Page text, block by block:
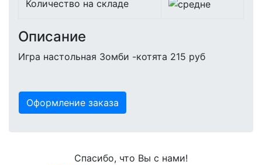
Количество на складе
Описание
Игра настольная Зомби -котята 215 руб
Оформление заказа
Спасибо, что Вы с нами!